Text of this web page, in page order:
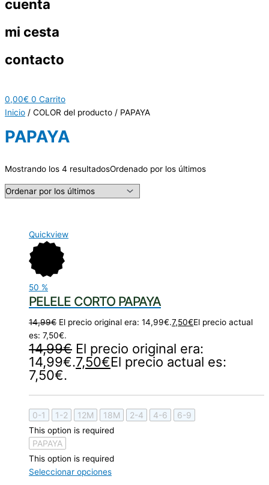
cuenta
mi cesta
contacto
0,00€ 0 Carrito
Inicio / COLOR del producto / PAPAYA
PAPAYA
Mostrando los 4 resultadosOrdenado por los últimos
Quickview
50 %
PELELE CORTO PAPAYA
14,99€ El precio original era: 14,99€.7,50€El precio actual
es: 7,50€.
14,99€ El precio original era:
14,99€.7,50€El precio actual es:
7,50€.
0-1 1-2 12M 18M 2-4 4-6 6-9
This option is required
PAPAYA
This option is required
Seleccionar opciones